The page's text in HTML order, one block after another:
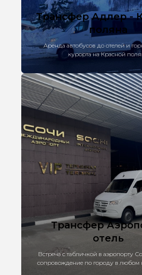
Трансфер Адлер -
поляна
Аренда автобусов до отелей и
курорта на Красной
Трансфер
отель
Встреча с табличкой в аэропорту
сопровождение по городу в любом